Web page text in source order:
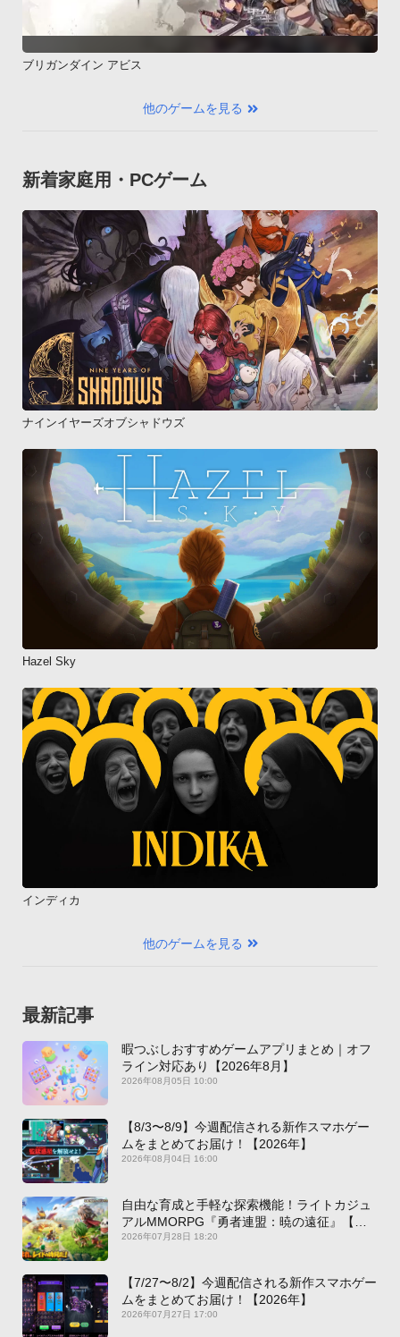
ブリガンダイン アビス
他のゲームを見る
新着家庭用・PCゲーム
ナインイヤーズオブシャドウズ
Hazel Sky
インディカ
他のゲームを見る
最新記事
暇つぶしおすすめゲームアプリまとめ｜オフ
ライン対応あり【2026年8月】
2026年08月05日 10:00
【8/3〜8/9】今週配信される新作スマホゲー
ムをまとめてお届け！【2026年】
2026年08月04日 16:00
自由な育成と手軽な探索機能！ライトカジュ
アルMMORPG『勇者連盟：暁の遠征』【最
新作PICKUP】
2026年07月28日 18:20
【7/27〜8/2】今週配信される新作スマホゲー
ムをまとめてお届け！【2026年】
2026年07月27日 17:00